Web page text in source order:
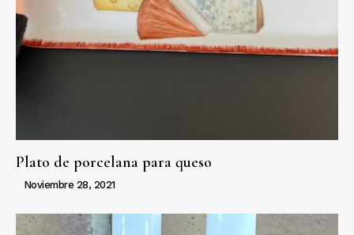
Plato de porcelana para queso
Noviembre 28, 2021